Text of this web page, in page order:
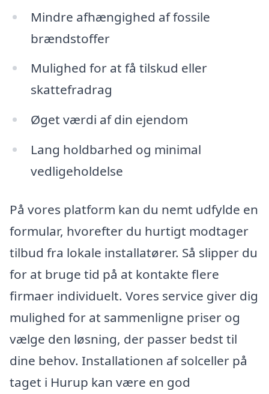
Mindre afhængighed af fossile
brændstoffer
Mulighed for at få tilskud eller
skattefradrag
Øget værdi af din ejendom
Lang holdbarhed og minimal
vedligeholdelse
På vores platform kan du nemt udfylde en
formular, hvorefter du hurtigt modtager
tilbud fra lokale installatører. Så slipper du
for at bruge tid på at kontakte flere
firmaer individuelt. Vores service giver dig
mulighed for at sammenligne priser og
vælge den løsning, der passer bedst til
dine behov. Installationen af solceller på
taget i Hurup kan være en god